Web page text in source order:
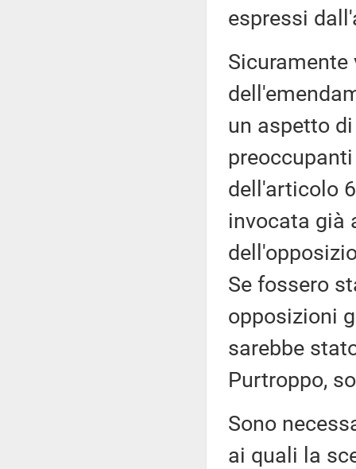
espressi
un aspetto
dell'articolo
invocata già
Se fossero
opposizioni
sarebbe
Purtroppo,
Sono
ai quali la